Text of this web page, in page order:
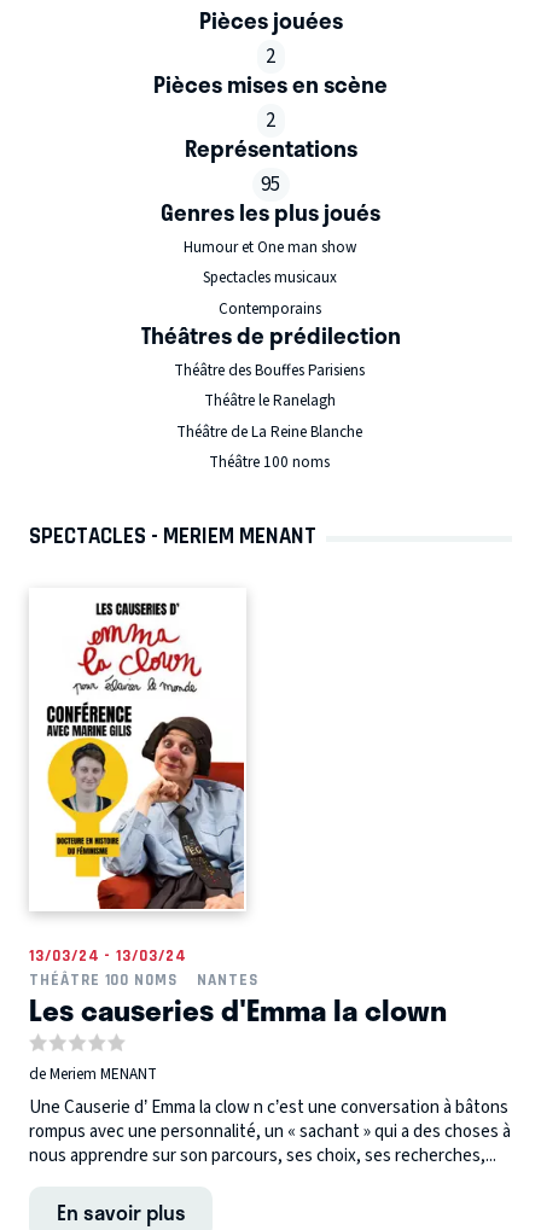
Pièces jouées
2
Pièces mises en scène
2
Représentations
95
Genres les plus joués
Humour et One man show
Spectacles musicaux
Contemporains
Théâtres de prédilection
Théâtre des Bouffes Parisiens
Théâtre le Ranelagh
Théâtre de La Reine Blanche
Théâtre 100 noms
SPECTACLES - MERIEM MENANT
13/03/24 - 13/03/24
THÉÂTRE 100 NOMS
NANTES
Les causeries d'Emma la clown
de Meriem MENANT
Une Causerie d’ Emma la clow n c’est une conversation à bâtons
rompus avec une personnalité, un « sachant » qui a des choses à
nous apprendre sur son parcours, ses choix, ses recherches,...
En savoir plus